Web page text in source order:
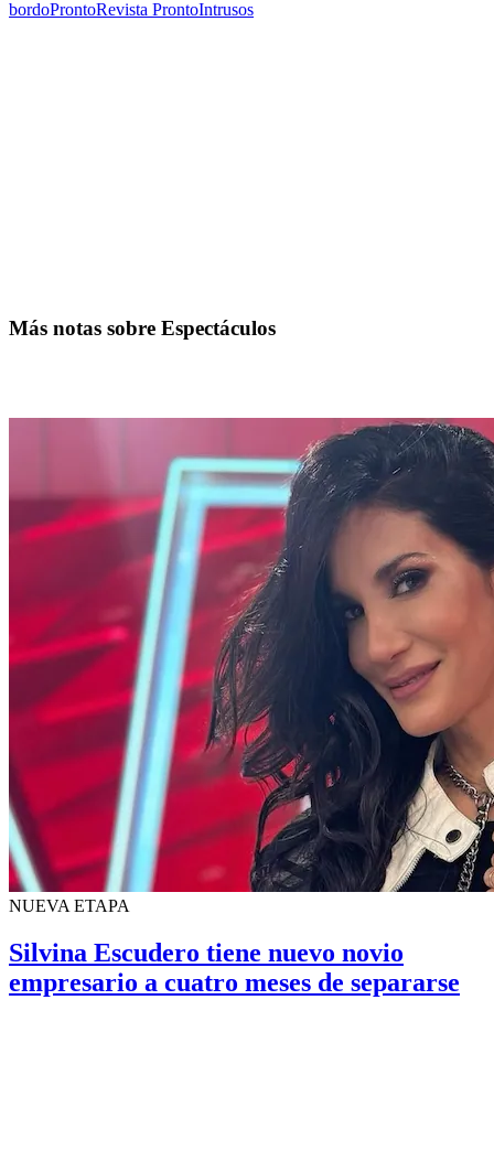
bordoProntoRevista ProntoIntrusos
Más notas sobre Espectáculos
NUEVA ETAPA
Silvina Escudero tiene nuevo novio
empresario a cuatro meses de separarse